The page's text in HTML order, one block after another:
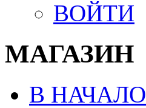
ВОЙТИ
МАГАЗИН
В НАЧАЛО